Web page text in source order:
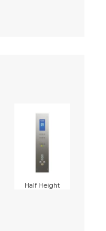
Half Height